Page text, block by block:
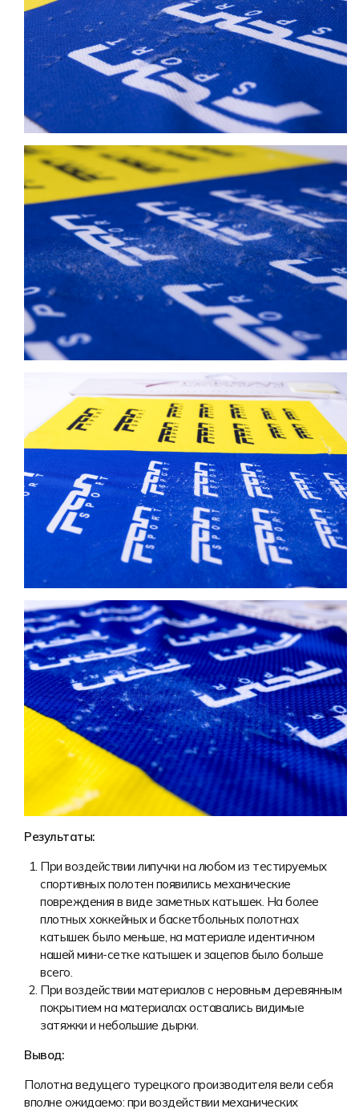
Результаты:
При воздействии липучки на любом из тестируемых
спортивных полотен появились механические
повреждения в виде заметных катышек. На более
плотных хоккейных и баскетбольных полотнах
катышек было меньше, на материале идентичном
нашей мини-сетке катышек и зацепов было больше
всего.
При воздействии материалов с неровным деревянным
покрытием на материалах оставались видимые
затяжки и небольшие дырки.
Вывод:
Полотна ведущего турецкого производителя вели себя
вполне ожидаемо: при воздействии механических